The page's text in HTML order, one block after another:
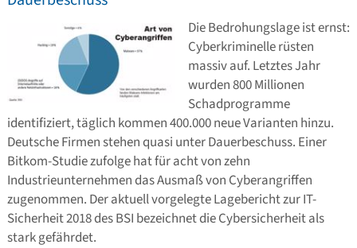
Die Bedrohungslage ist ernst:
Cyberkriminelle rüsten
massiv auf. Letztes Jahr
wurden 800 Millionen
Schadprogramme
identifiziert, täglich kommen 400.000 neue Varianten hinzu.
Deutsche Firmen stehen quasi unter Dauerbeschuss. Einer
Bitkom-Studie zufolge hat für acht von zehn
Industrieunternehmen das Ausmaß von Cyberangriffen
zugenommen. Der aktuell vorgelegte Lagebericht zur IT-
Sicherheit 2018 des BSI bezeichnet die Cybersicherheit als
stark gefährdet.